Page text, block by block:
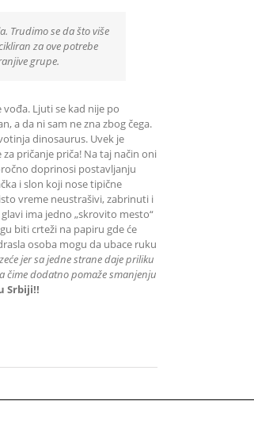
Trudimo se da što više
za ove potrebe
grupe.
vođa. Ljuti se kad nije po
a da ni sam ne zna zbog čega.
dinosaurus. Uvek je
pričanje priča! Na taj način oni
doprinosi postavljanju
i slon koji nose tipične
vreme neustrašivi, zabrinuti i
ima jedno „skrovito mesto“
biti crteži na papiru gde će
osoba mogu da ubace ruku
jer sa jedne strane daje priliku
čime dodatno pomaže smanjenju
Srbiji!!